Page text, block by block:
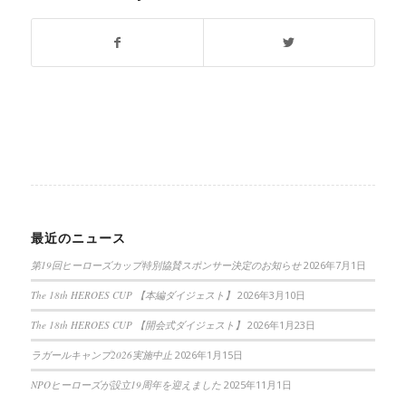
最近のニュース
第19回ヒーローズカップ特別協賛スポンサー決定のお知らせ 2026年7月1日
The 18th HEROES CUP 【本編ダイジェスト】 2026年3月10日
The 18th HEROES CUP 【開会式ダイジェスト】 2026年1月23日
ラガールキャンプ2026実施中止 2026年1月15日
NPOヒーローズが設立19周年を迎えました 2025年11月1日